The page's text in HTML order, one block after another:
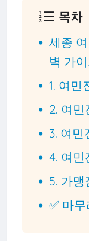
목차
세종
벽 가
1. 여민
2. 여민
3. 여민
4. 여민
5. 가맹
✅ 마